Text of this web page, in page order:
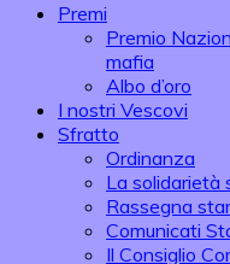
Premi
Premio
mafia
Albo d’oro
I nostri Vescovi
Sfratto
Ordinanza
La solidarietà
Rassegna
Comunicati
Il Consiglio